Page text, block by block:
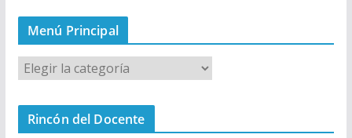
Menú Principal
M
e
n
Rincón del Docente